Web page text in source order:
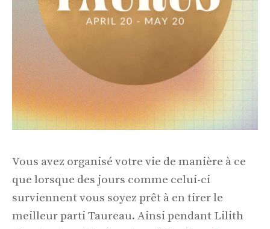
Vous avez organisé votre vie de manière à ce
que lorsque des jours comme celui-ci
surviennent vous soyez prêt à en tirer le
meilleur parti Taureau. Ainsi pendant Lilith